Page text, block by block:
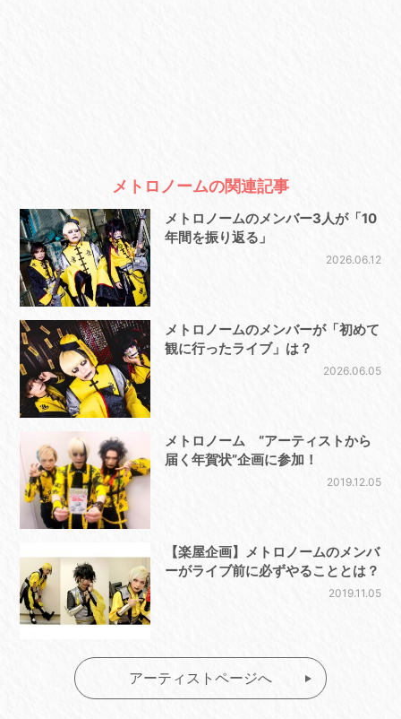
メトロノームの関連記事
メトロノームのメンバー3人が「10
年間を振り返る」
2026.06.12
メトロノームのメンバーが「初めて
観に行ったライブ」は？
2026.06.05
メトロノーム “アーティストから
届く年賀状”企画に参加！
2019.12.05
【楽屋企画】メトロノームのメンバ
ーがライブ前に必ずやることとは？
2019.11.05
アーティストページへ